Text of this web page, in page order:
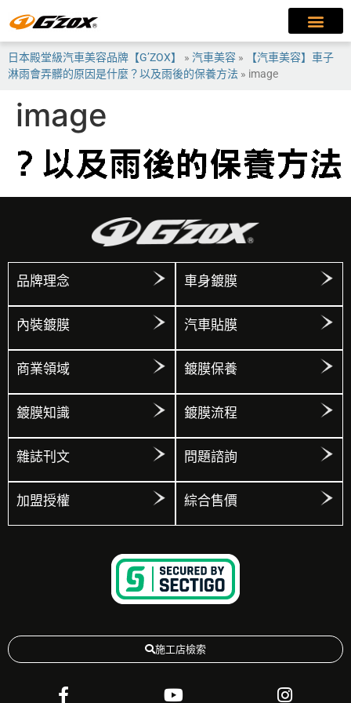
日本殿堂級汽車美容品牌【G’ZOX】 » 汽車美容 »
【汽車美容】車子
淋雨會弄髒的原因是什麼？以及雨後的保養方法 » image
image
品牌理念 車身鍍膜
內裝鍍膜 汽車貼膜
商業領域 鍍膜保養
鍍膜知識 鍍膜流程
雜誌刊文 問題諮詢
加盟授權 綜合售價
施工店檢索